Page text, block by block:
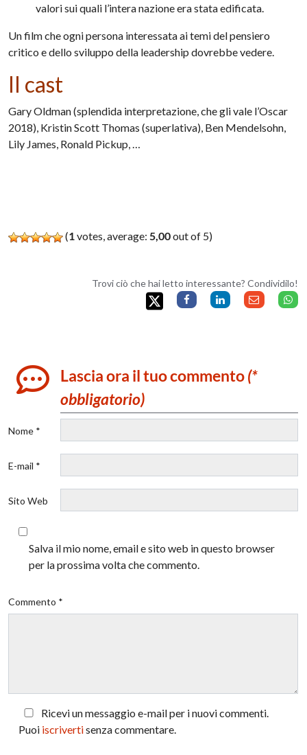
valori sui quali l’intera nazione era stata edificata.
Un film che ogni persona interessata ai temi del pensiero
critico e dello sviluppo della leadership dovrebbe vedere.
Il cast
Gary Oldman (splendida interpretazione, che gli vale l’Oscar
2018), Kristin Scott Thomas (superlativa), Ben Mendelsohn,
Lily James, Ronald Pickup, …
(1votes, average:5,00out of 5)
Trovi ciò che hai letto interessante? Condividilo!
Lascia ora il tuo commento(*
obbligatorio)
Nome *
E-mail *
Sito Web
Salva il mio nome, email e sito web in questo browser
per la prossima volta che commento.
Commento *
Ricevi un messaggio e-mail per i nuovi commenti.
Puoi iscrivertisenza commentare.